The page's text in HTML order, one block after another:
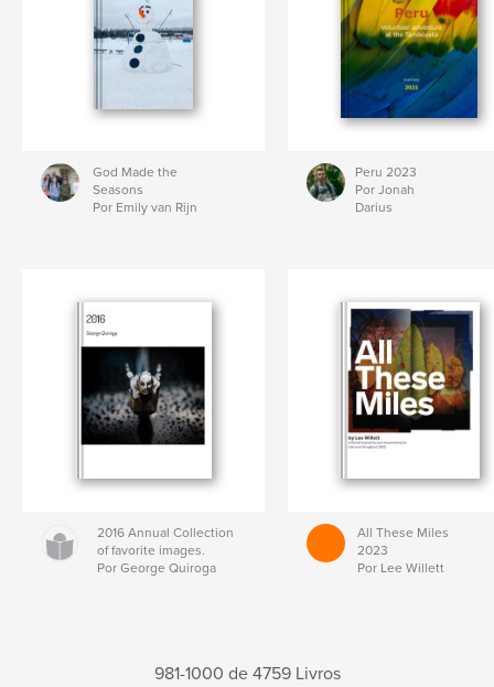
God Made the
Seasons
Por Emily van Rijn
Peru 2023
Por Jonah
Darius
2016 Annual Collection
of favorite images.
Por George Quiroga
All These Miles
2023
Por Lee Willett
981-1000 de 4759 Livros